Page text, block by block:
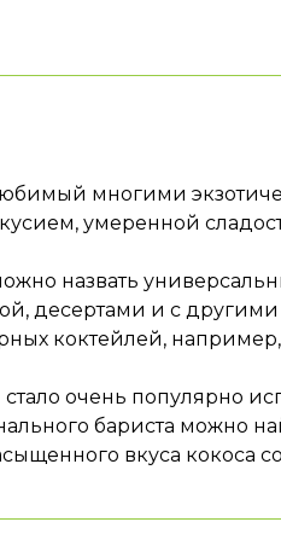
многими
умеренной
назвать
десертами и с
коктейлей,
очень популярно
бариста можно
вкуса кокоса